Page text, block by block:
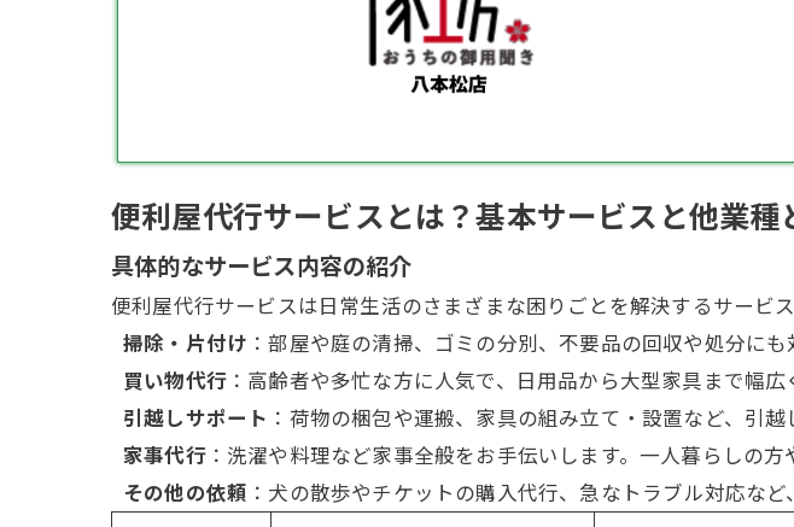
便利屋代行サービスとは？基本サービスと他業種
具体的なサービス内容の紹介
便利屋代行サービスは日常生活のさまざまな困りごとを解決するサービ
掃除 ・片付け ：部屋や庭の清掃、ゴミの分別、不要品の回収や処分にも
買い物代行 ：高齢者や多忙な方に人気で、日用品から大型家具まで幅広
引越しサポート ：荷物の梱包や運搬、家具の組み立て・設置など、引越
家事代行：洗濯や料理など家事全般をお手伝いします。一人暮らしの方
その他の依頼 ：犬の散歩やチケットの購入代行、急なトラブル対応など